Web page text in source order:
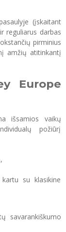
(įskaitant
reguliarus darbas
pirminius
amžių atitinkantį
Europe
išsamios vaikų
požiūrį
su klasikine
savarankiškumo